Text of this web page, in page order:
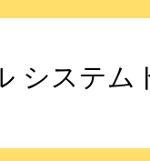
システム